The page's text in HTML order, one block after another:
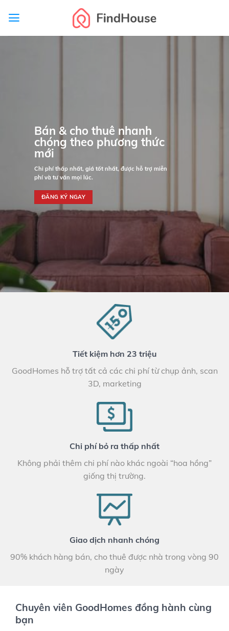
Bán & cho thuê nhanh
chóng theo phương thức
mới
Chi phí thấp nhất, giá tốt nhất, được hỗ trợ miễn
phí và tư vấn mọi lúc.
ĐĂNG KÝ NGAY
Tiết kiệm hơn 23 triệu
GoodHomes hỗ trợ tất cả các chi phí từ chụp ảnh, scan
3D, marketing
Chi phí bỏ ra thấp nhất
Không phải thêm chi phí nào khác ngoài “hoa hồng”
giống thị trường.
Giao dịch nhanh chóng
90% khách hàng bán, cho thuê được nhà trong vòng 90
ngày
Chuyên viên GoodHomes đồng hành cùng
bạn